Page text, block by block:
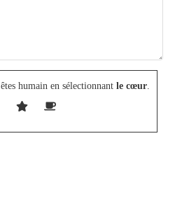
humain en sélectionnantle cœur.